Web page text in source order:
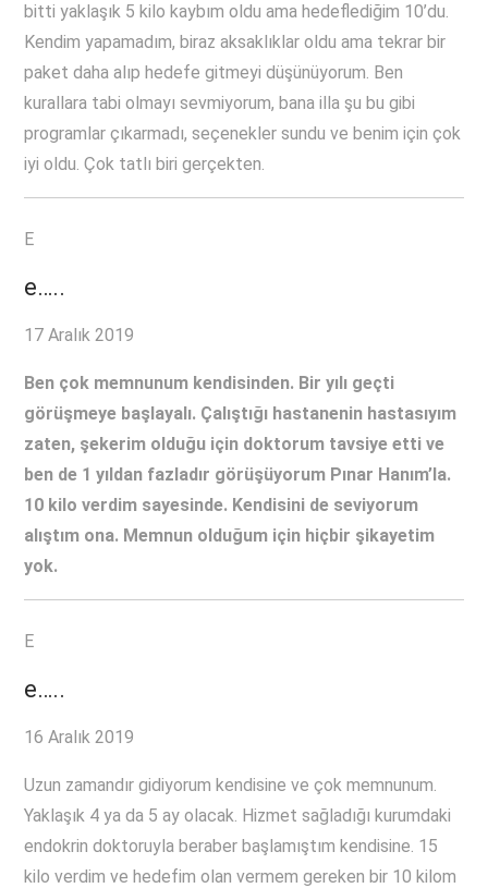
bitti yaklaşık 5 kilo kaybım oldu ama hedeflediğim 10’du.
Kendim yapamadım, biraz aksaklıklar oldu ama tekrar bir
paket daha alıp hedefe gitmeyi düşünüyorum. Ben
kurallara tabi olmayı sevmiyorum, bana illa şu bu gibi
programlar çıkarmadı, seçenekler sundu ve benim için çok
iyi oldu. Çok tatlı biri gerçekten.
E
e…..
17 Aralık 2019
Ben çok memnunum kendisinden. Bir yılı geçti
görüşmeye başlayalı. Çalıştığı hastanenin hastasıyım
zaten, şekerim olduğu için doktorum tavsiye etti ve
ben de 1 yıldan fazladır görüşüyorum Pınar Hanım’la.
10 kilo verdim sayesinde. Kendisini de seviyorum
alıştım ona. Memnun olduğum için hiçbir şikayetim
yok.
E
e…..
16 Aralık 2019
Uzun zamandır gidiyorum kendisine ve çok memnunum.
Yaklaşık 4 ya da 5 ay olacak. Hizmet sağladığı kurumdaki
endokrin doktoruyla beraber başlamıştım kendisine. 15
kilo verdim ve hedefim olan vermem gereken bir 10 kilom